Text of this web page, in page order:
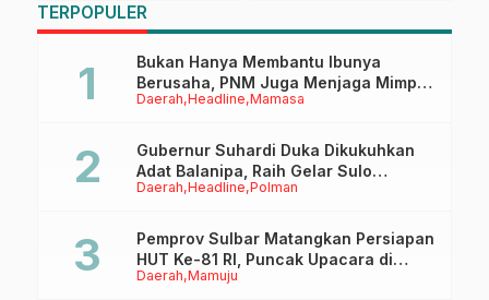
Kota
Pemulangannya ke
Daerah Asal
TERPOPULER
Daerah Headline Mamasa
Bukan Hanya Membantu Ibunya
Berusaha, PNM Juga Menjaga Mimpi
Anaknya Untuk Menggapai Cita-Cita
Daerah Headline Polman
Gubernur Suhardi Duka Dikukuhkan
Adat Balanipa, Raih Gelar Sulo
Tappidena
Daerah Mamuju
Pemprov Sulbar Matangkan Persiapan
HUT Ke-81 RI, Puncak Upacara di
Lapangan Ahmad Kirang